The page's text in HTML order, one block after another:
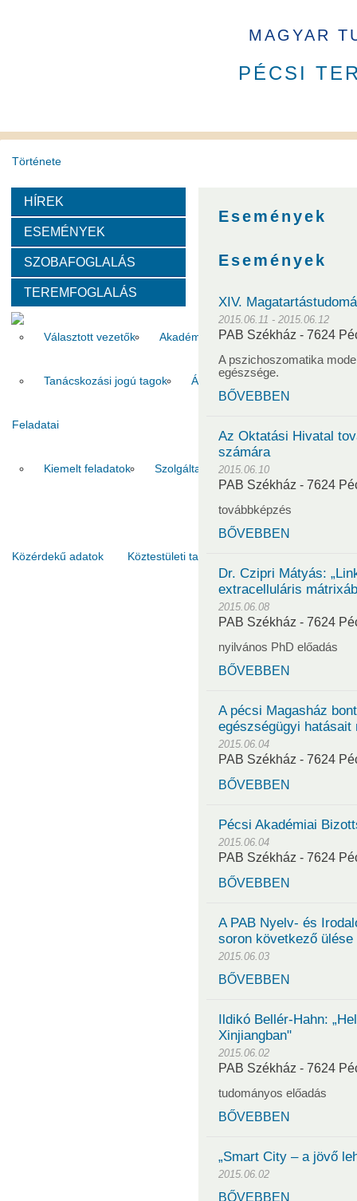
MAGYAR
PÉCSI
Története
A PAB mindenkori tisztségviselői
PAB Szakbizottságai és Munkabizottságai
Szervezeti felépítése
Választott vezetők Akadémikusok Nem akadémikus
Tanácskozási jogú tagok Állandó meghívottak
Feladatai
Kiemelt feladatok Szolgáltatások Pályázatok
Közérdekű adatok Köztestületi tagok
HÍREK
ESEMÉNYEK
SZOBAFOGLALÁS
TEREMFOGLALÁS
Események
Események
XIV.
2015.06.11 - 2015.06.12
PAB Székház - 7624
A pszichoszomatika
egészsége.
BŐVEBBEN
Az Oktatási Hivatal
számára
2015.06.10
PAB Székház - 7624
továbbképzés
BŐVEBBEN
Dr. Czipri Mátyás:
extracelluláris
2015.06.08
PAB Székház - 7624
nyilvános PhD előadás
BŐVEBBEN
A pécsi Magasház
egészségügyi hatásait
2015.06.04
PAB Székház - 7624
BŐVEBBEN
Pécsi Akadémiai
2015.06.04
PAB Székház - 7624
BŐVEBBEN
A PAB Nyelv- és
soron következő ülése
2015.06.03
BŐVEBBEN
Ildikó Bellér-Hahn:
Xinjiangban"
2015.06.02
PAB Székház - 7624
tudományos előadás
BŐVEBBEN
„Smart City – a jövő
2015.06.02
BŐVEBBEN